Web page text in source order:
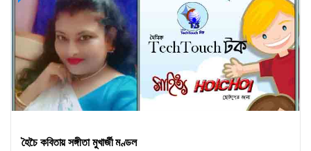
হৈচৈ কবিতায় সঙ্গীতা মুখার্জী মণ্ডল